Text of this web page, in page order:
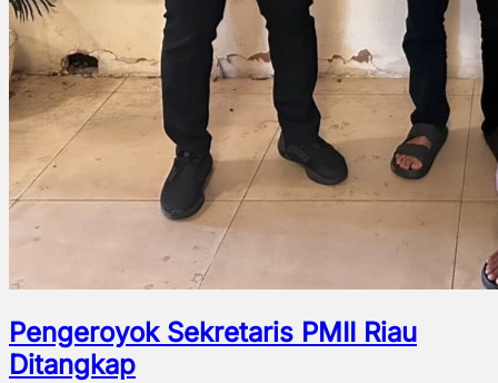
Pengeroyok Sekretaris PMII Riau
Ditangkap